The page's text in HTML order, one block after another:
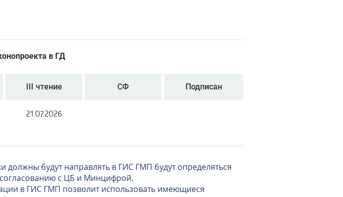
в ГД
III чтение СФ Подписан
21.07.2026
будут направлять в ГИС ГМП будут определяться
с ЦБ и Минцифрой.
в ГИС ГМП позволит использовать имеющиеся